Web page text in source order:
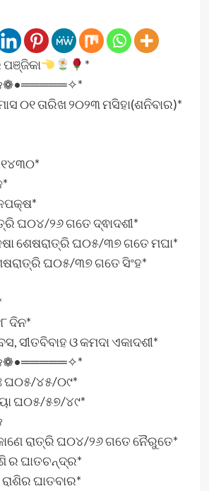
ପଞ୍ଜିକା
*
୦୧ ତାରିଖ ୨୦୨୩ ମସିହା(ଶନିବାର)*
ଘ୦୪/୨୬ ଗତେ ଦ୍ଵାଦଶୀ*
ଶେଷରାତ୍ରି ଘ୦୫/୩୭ ଗତେ ମଘା*
ଘ୦୫/୩୭ ଗତେ ସିଂହ*
ଦିନ*
ସୀତବିବାହ ଓ କମଦା ଏକାଦଶୀ*
ଘ୦୫/୪୫/୦୯*
ଘ୦୫/୫୭/୪୯*
ରାତ୍ରି ଘ୦୪/୨୬ ଗତେ ନୈରୁତେ*
ର ଘାତଚନ୍ଦ୍ର*
ଘାତବାର*